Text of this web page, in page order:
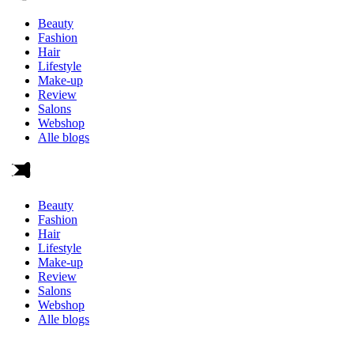
Beauty
Fashion
Hair
Lifestyle
Make-up
Review
Salons
Webshop
Alle blogs
Beauty
Fashion
Hair
Lifestyle
Make-up
Review
Salons
Webshop
Alle blogs